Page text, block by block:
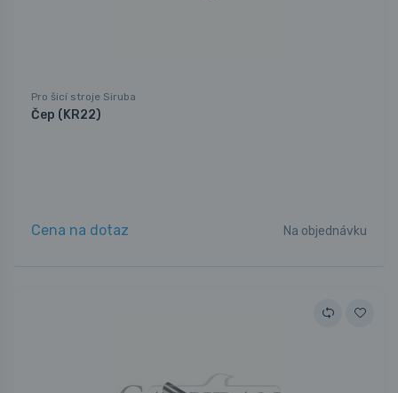
Pro šicí stroje Siruba
Čep (KR22)
Cena na dotaz Na objednávku